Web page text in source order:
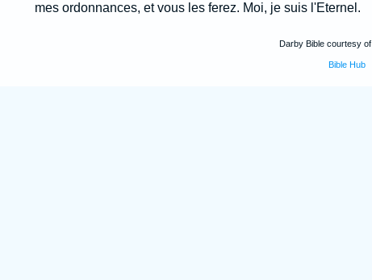
mes ordonnances, et vous les ferez. Moi, je suis l'Eternel.
Darby Bible courtesy of
Bible Hub